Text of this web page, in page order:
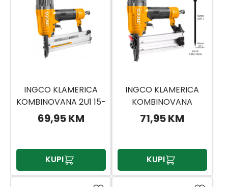
INGCO KLAMERICA
KOMBINOVANA 2U1 15-
50MM ACN50401
69,95 KM
KUPI
INGCO KLAMERICA
KOMBINOVANA
ABN15501 INGCO
71,95 KM
KUPI